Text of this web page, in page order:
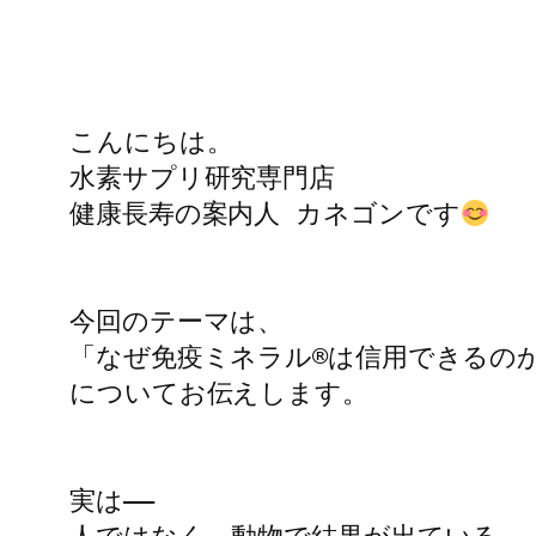
こんにちは。
水素サプリ研究専門店
健康長寿の案内人 カネゴンです
今回のテーマは、
「なぜ免疫ミネラル®は信用できるの
についてお伝えします。
実は――